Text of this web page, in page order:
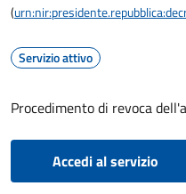
(
Servizio attivo
Procedimento di revoca
Accedi al servizio